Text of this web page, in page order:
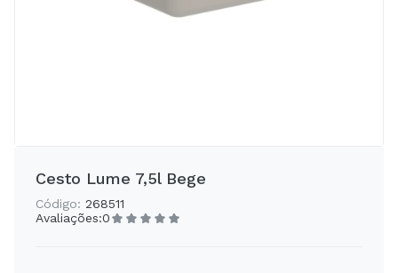
Cesto Lume 7,5l Bege
Código: 268511
Avaliações:0